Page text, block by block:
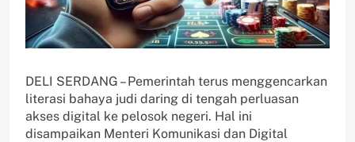
DELI SERDANG – Pemerintah terus menggencarkan
literasi bahaya judi daring di tengah perluasan
akses digital ke pelosok negeri. Hal ini
disampaikan Menteri Komunikasi dan Digital